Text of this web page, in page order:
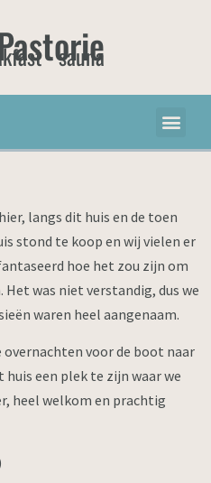
- sauna
langs dit huis en de toen
stond te koop en wij vielen er
hoe het zou zijn om
was niet verstandig, dus we
waren heel aangenaam.
voor de boot naar
een plek te zijn waar we
heel welkom en prachtig